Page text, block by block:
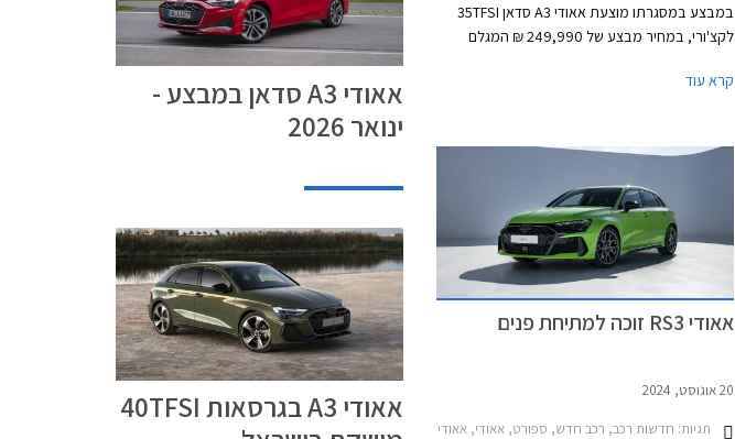
במבצע במסגרתו מוצעת אאודי A3 סדאן 35TFSI
לקצ'ורי, במחיר מבצע של 249,990 ₪ המגלם
המבצע תקף עד 31 בינואר 2026 או עד גמר המלאי.
קרא עוד
אאודי RS3 זוכה למתיחת פנים
20 אוגוסט, 2024
תגיות: חדשות רכב, רכב חדש, ספורט, אאודי, אאודי RS3 סדאן 2022-2024, אאודי RS3 ספורטבק 2022-2024, אאודי RS3 סדאן 2024-2026אאודי RS3 ספורטבק 2024-2026
אאודי A3 סדאן במבצע -
ינואר 2026
אאודי A3 בגרסאות 40TFSI